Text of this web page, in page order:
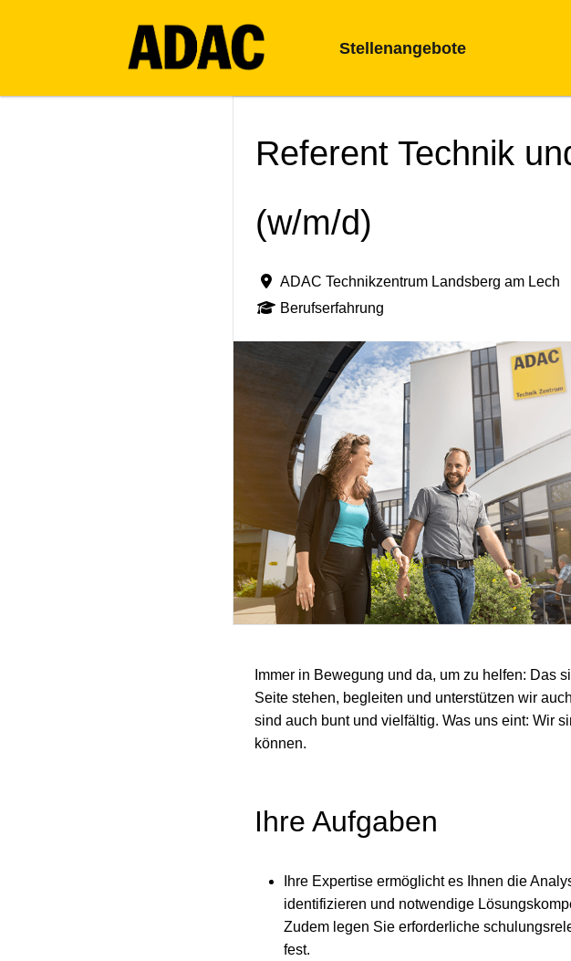
Stellenangebote
Referent Technik
(w/m/d)
ADAC Technikzentrum Landsberg am Lech
Berufserfahrung
Immer in Bewegung und da, um zu helfen: Das
Seite stehen, begleiten und unterstützen wir
sind auch bunt und vielfältig. Was uns eint: Wir
können.
Ihre Aufgaben
Ihre Expertise ermöglicht es Ihnen die
identifizieren und notwendige
Zudem legen Sie erforderliche
fest.